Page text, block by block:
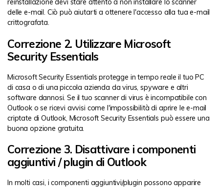
reinstallazione devi stare attento a non installare lo scanner
delle e-mail. Ciò può aiutarti a ottenere l'accesso alla tua e-mail
crittografata.
Correzione 2. Utilizzare Microsoft
Security Essentials
Microsoft Security Essentials protegge in tempo reale il tuo PC
di casa o di una piccola azienda da virus, spyware e altri
software dannosi. Se il tuo scanner di virus è incompatibile con
Outlook o se ricevi avvisi come l'impossibilità di aprire le e-mail
criptate di Outlook, Microsoft Security Essentials può essere una
buona opzione gratuita.
Correzione 3. Disattivare i componenti
aggiuntivi / plugin di Outlook
In molti casi, i componenti aggiuntivi/plugin possono apparire